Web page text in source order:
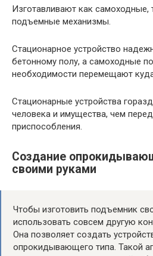
Изготавливают как самоходные,
подъемные механизмы.
Стационарное устройство
бетонному полу, а самоходные
необходимости перемещают куда
Стационарные устройства
человека и имущества, чем
приспособления.
Создание
своими руками
Чтобы изготовить подъемник
использовать совсем другую
Она позволяет создать
опрокидывающего типа. Такой